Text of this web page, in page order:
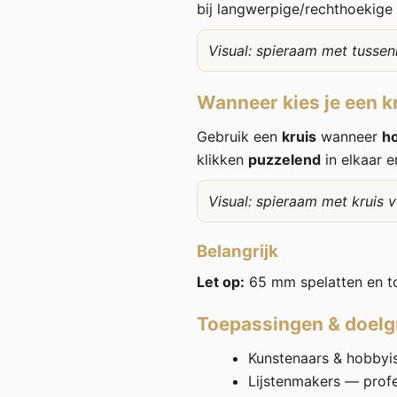
bij langwerpige/rechthoekige
Visual: spieraam met
Wanneer kies je een
Gebruik een kruis wanneer
klikken puzzelend in elkaar
Visual: spieraam met kruis
Belangrijk
Let op: 65 mm spelatten en
Toepassingen &
Kunstenaars &
Lijstenmakers —